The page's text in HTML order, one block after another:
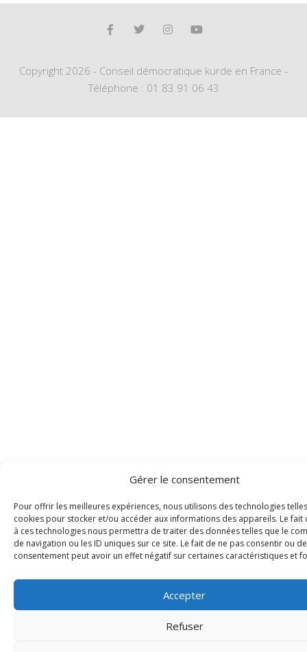
Gérer le consentement
Pour offrir les meilleures expériences, nous utilisons des technologies
cookies pour stocker et/ou accéder aux informations des appareils. Le fait
à ces technologies nous permettra de traiter des données telles que le
de navigation ou les ID uniques sur ce site. Le fait de ne pas consentir ou
consentement peut avoir un effet négatif sur certaines caractéristiques et
Accepter
Refuser
Copyright 2026 - Conseil démocratique kurde en France -
Téléphone : 01 83 91 06 43